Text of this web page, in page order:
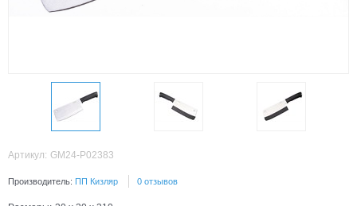
Артикул: GM24-P02383
Производитель: ПП Кизляр 0 отзывов